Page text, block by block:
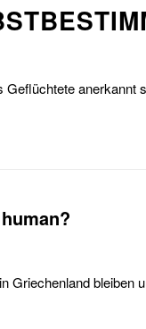
anerkannt
Griechenland bleiben